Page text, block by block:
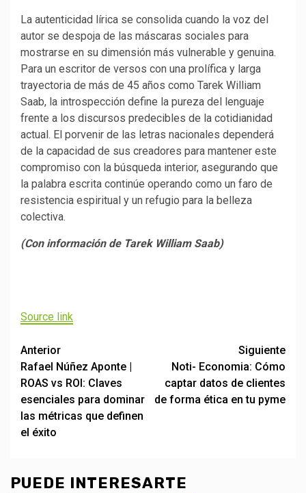
La autenticidad lírica se consolida cuando la voz del
autor se despoja de las máscaras sociales para
mostrarse en su dimensión más vulnerable y genuina.
Para un escritor de versos con una prolífica y larga
trayectoria de más de 45 años como Tarek William
Saab, la introspección define la pureza del lenguaje
frente a los discursos predecibles de la cotidianidad
actual. El porvenir de las letras nacionales dependerá
de la capacidad de sus creadores para mantener este
compromiso con la búsqueda interior, asegurando que
la palabra escrita continúe operando como un faro de
resistencia espiritual y un refugio para la belleza
colectiva.
(Con información de Tarek William Saab)
entradas
Source link
Post
navigation
Anterior
Rafael Núñez Aponte |
ROAS vs ROI: Claves
esenciales para dominar
las métricas que definen
el éxito
Siguiente
Noti- Economia: Cómo
captar datos de clientes
de forma ética en tu pyme
PUEDE INTERESARTE